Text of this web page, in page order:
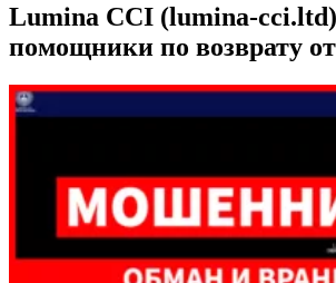
Lumina CCI (lumina-
помощники по возврату